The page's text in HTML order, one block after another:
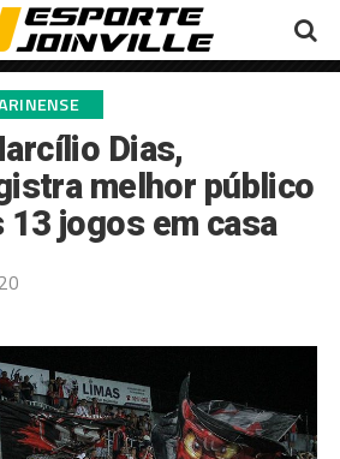
Dias,
melhor público
jogos em casa